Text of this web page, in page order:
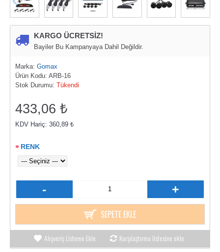
KARGO ÜCRETSİZ!
Bayiler Bu Kampanyaya Dahil Değildir.
Marka: Gomax
Ürün Kodu: ARB-16
Stok Durumu: Tükendi
433,06 ₺
KDV Hariç: 360,89 ₺
RENK
- +
SEPETE EKLE
Alışveriş Listeme Ekle Karşılaştırma listesine ekle